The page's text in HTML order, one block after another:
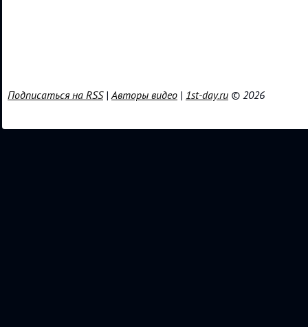
Подписаться на RSS|Авторы видео | 1st-day.ru © 2026